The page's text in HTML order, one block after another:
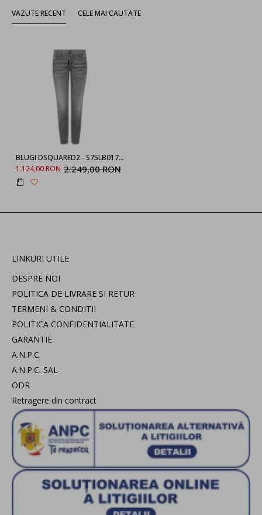
VAZUTE RECENT CELE MAI CAUTATE
BLUGI DSQUARED2 - S75LB0177852, Jennifer Cropped Jean
1.124,00 RON 2.249,00 RON
LINKURI UTILE
DESPRE NOI
POLITICA DE LIVRARE SI RETUR
TERMENI & CONDITII
POLITICA CONFIDENTIALITATE
GARANTIE
A.N.P.C.
A.N.P.C. SAL
ODR
Retragere din contract